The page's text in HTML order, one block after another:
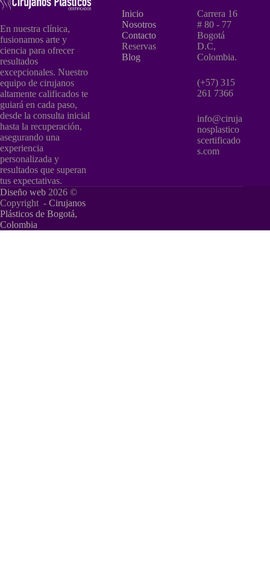
En nuestra clínica,
fusionamos arte y
ciencia para ofrecer
resultados
excepcionales. Nuestro
equipo de cirujanos
altamente calificados te
guiará en cada paso,
desde la consulta inicial
hasta la recuperación,
asegurando una
experiencia
personalizada y
resultados que superan
tus expectativas.
Inicio
Nosotros
Contacto
Reservas
Blog
Carrera 16
# 80 - 77
Bogotá
D.C,
Colombia.
(+57) 315
261 7366
info@ciruja
nosplastico
scertificado
s.com
Diseño web 2026 ©
Copyright - Cirujanos
Plásticos de Bogotá,
Colombia